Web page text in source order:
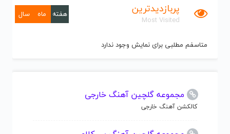
پربازدیدترین
Most Visited
هفته ماه سال
متاسفم مطلبی برای نمایش وجود ندارد
مجموعه گلچین آهنگ خارجی
کالکشن آهنگ خارجی